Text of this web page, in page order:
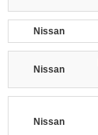
Nissan
Nissan
Nissan